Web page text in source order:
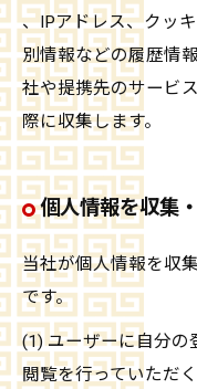
、IPアドレス、クッ
別情報などの履歴情
社や提携先のサービ
際に収集します。
個人情報を収集
当社が個人情報を収
です。
(1) ユーザーに自分の
閲覧を行っていただ